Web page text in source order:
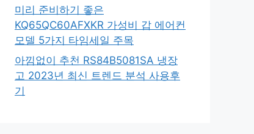
미리 준비하기 좋은
KQ65QC60AFXKR 가성비 갑 에어컨
모델 5가지 타임세일 주목
아낌없이 추천 RS84B5081SA 냉장
고 2023년 최신 트렌드 분석 사용후
기